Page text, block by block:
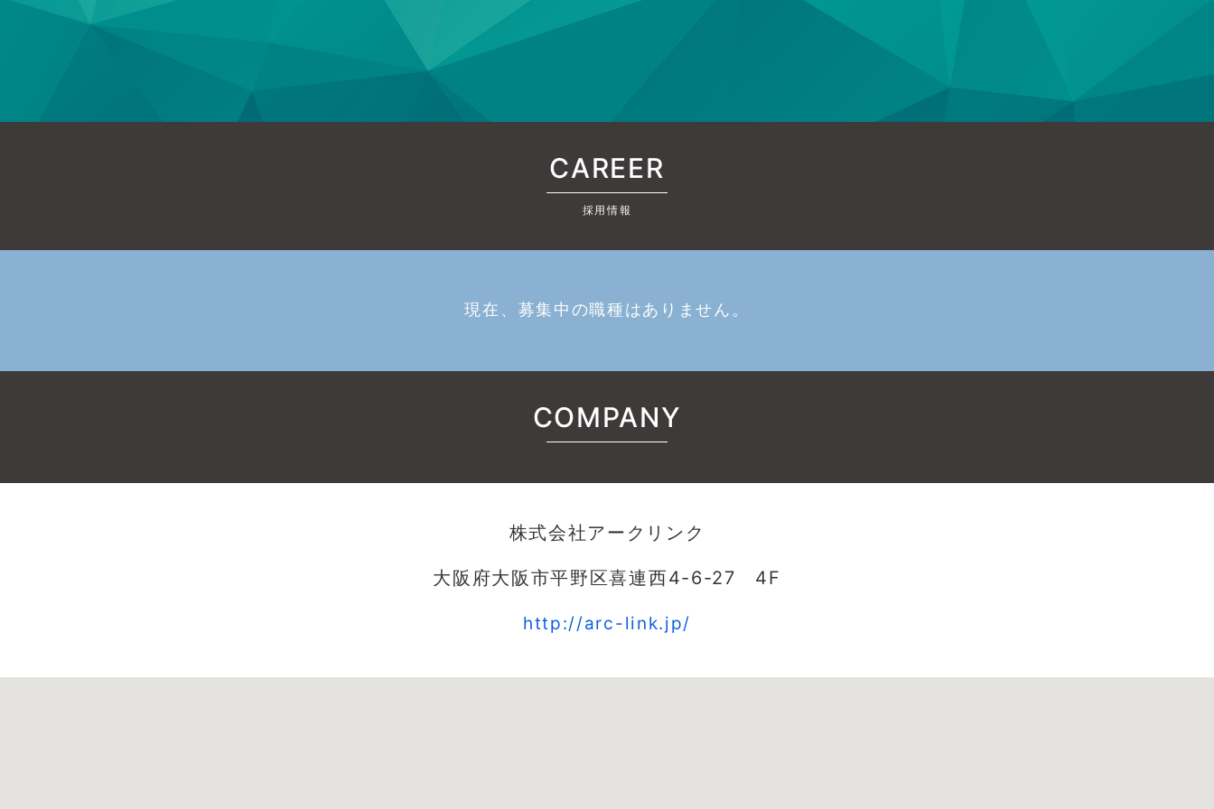
CAREER
採用情報
現在、募集中の職種はありません。
COMPANY
株式会社アークリンク
大阪府大阪市平野区喜連西4-6-27 4F
http://arc-link.jp/